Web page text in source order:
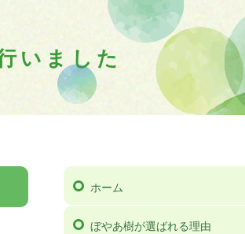
いました
ホーム
ぼやあ樹が選ばれる理由